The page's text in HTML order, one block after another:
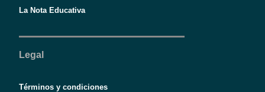
La Nota Educativa
Legal
Términos y condiciones